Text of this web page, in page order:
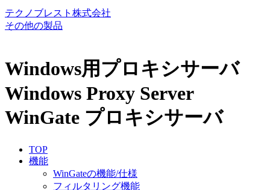
テクノブレスト株式会社
その他の製品
Windows用プロキシサーバ
Windows Proxy Server
WinGate プロキシサーバ
TOP
機能
WinGateの機能/仕様
フィルタリング機能